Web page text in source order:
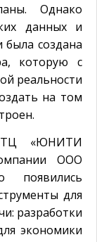
Однако
данных и
была создана
которую с
реальности
на том
«ЮНИТИ
ООО
появились
для
разработки
экономики